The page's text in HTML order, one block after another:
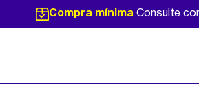
Compra mínimaConsulte